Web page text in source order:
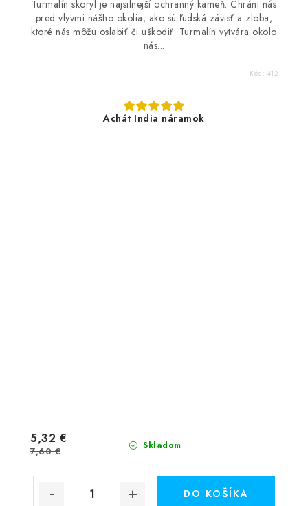
Turmalín skoryl je najsilnejší ochranný kameň. Chráni nás
pred vlyvmi nášho okolia, ako sú ľudská závisť a zloba,
ktoré nás môžu oslabiť či uškodiť. Turmalín vytvára okolo
nás...
Kód: 412
Achát India náramok
Skladom
5,32 €
7,60 €
DO KOŠÍKA